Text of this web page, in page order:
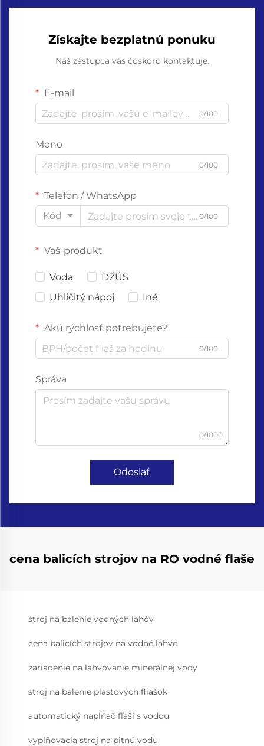
Získajte bezplatnú ponuku
Náš zástupca vás čoskoro kontaktuje.
E-mail
0/100
Meno
0/100
Telefon / WhatsApp
Kód
0/100
Vaš-produkt
Voda
DŽÚS
Uhličitý nápoj
Iné
Akú rýchlosť potrebujete?
0/100
Správa
0/1000
Odoslať
cena balicích strojov na RO vodné flaše
stroj na balenie vodných lahôv
cena balicích strojov na vodné lahve
zariadenie na lahvovanie minerálnej vody
stroj na balenie plastových fliašok
automatický napĺňač fľaší s vodou
vyplňovacia stroj na pitnú vodu